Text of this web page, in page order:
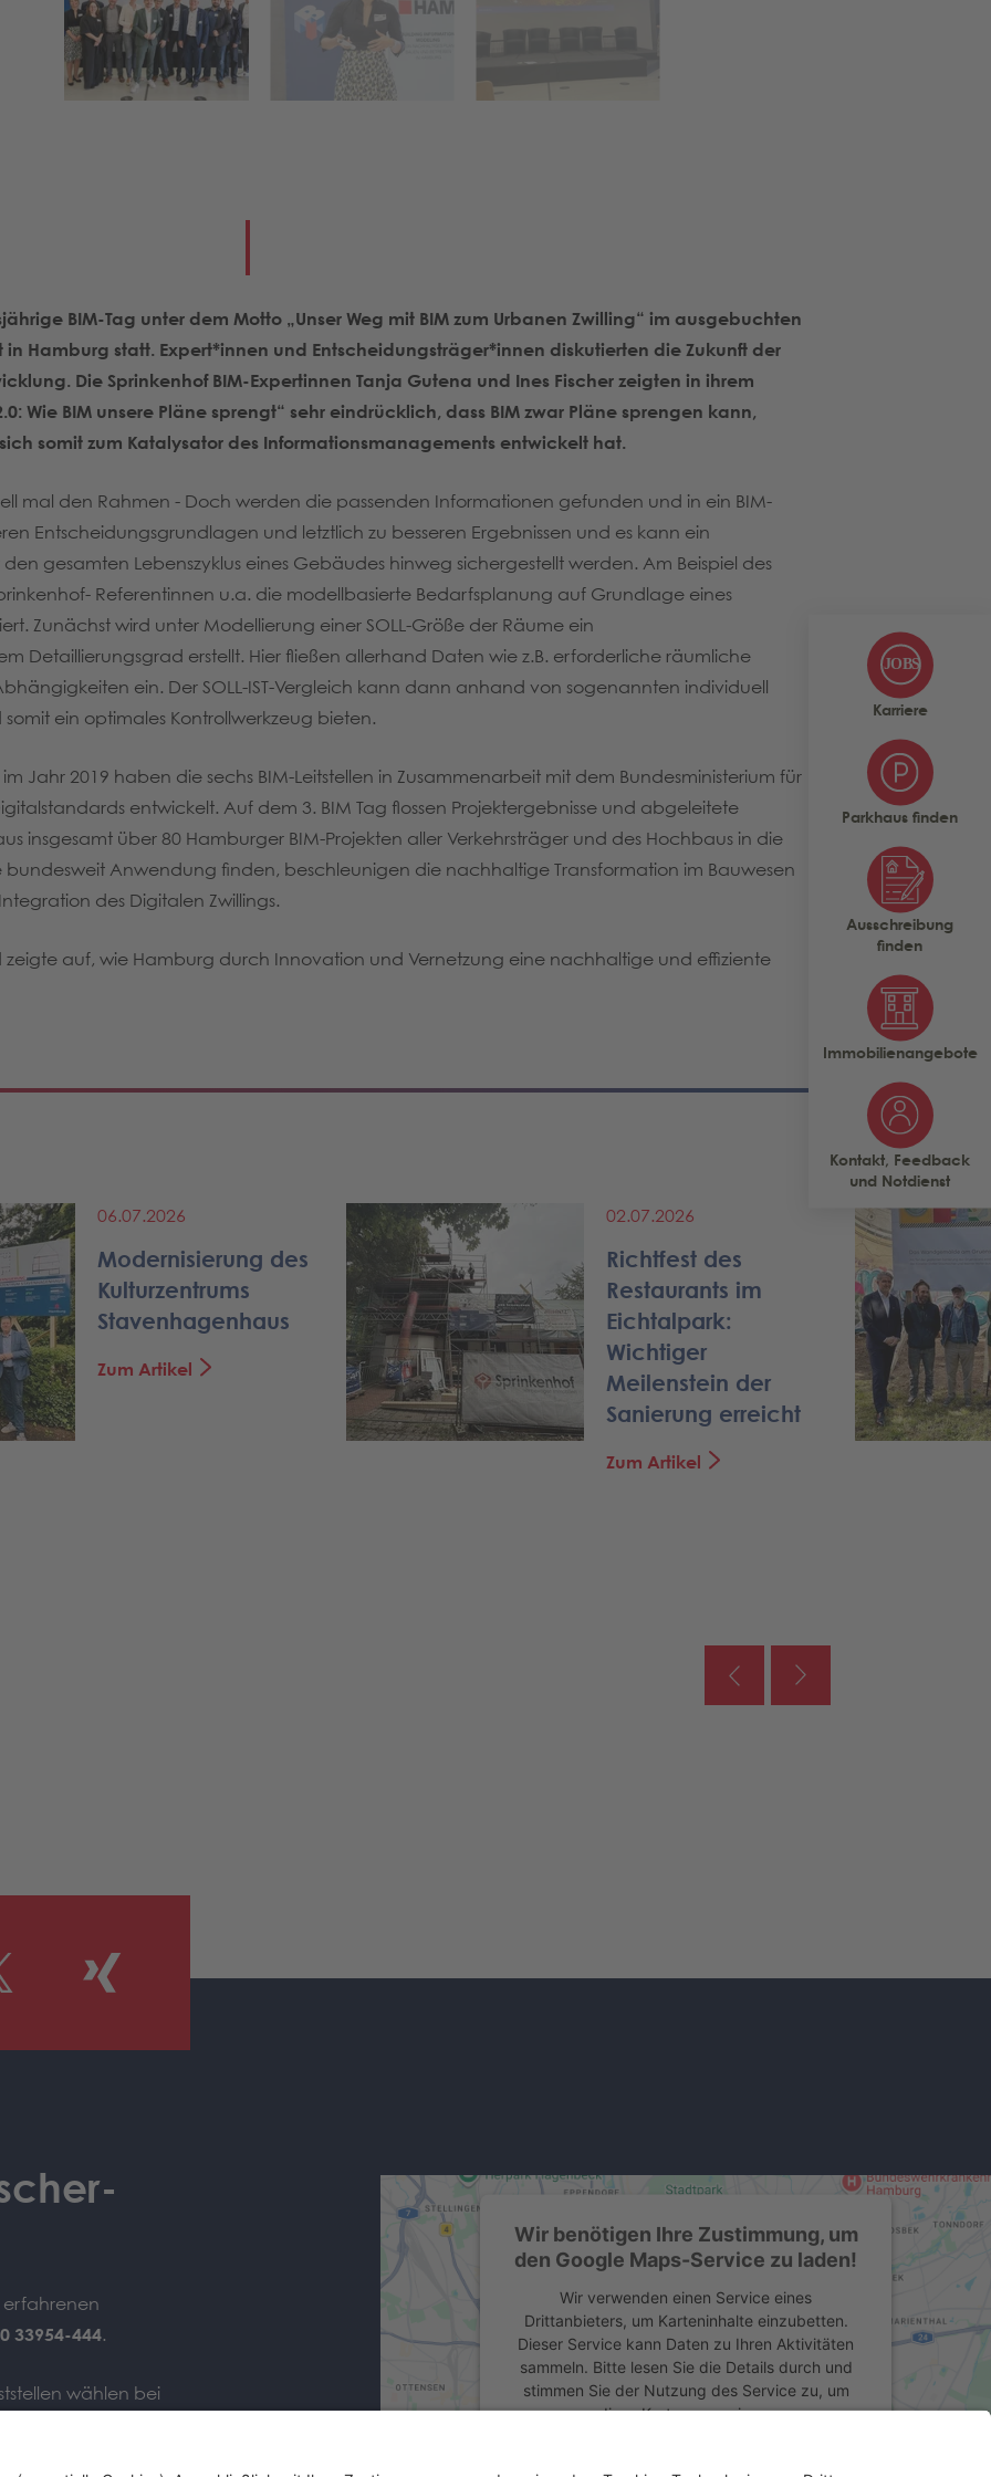
Karriere
Parkhaus finden
Ausschreibung
finden
Immobilienangebote
Kontakt, Feedback
und Notdienst
BIM-Tag unter dem Motto „Unser Weg mit BIM zum Urbanen Zwilling“ im ausgebuchten
Hamburg statt. Expert*innen und Entscheidungsträger*innen diskutierten die Zukunft der
Die Sprinkenhof BIM-Expertinnen Tanja Gutena und Ines Fischer zeigten in ihrem
Wie BIM unsere Pläne sprengt“ sehr eindrücklich, dass BIM zwar Pläne sprengen kann,
somit zum Katalysator des Informationsmanagements entwickelt hat.
mal den Rahmen - Doch werden die passenden Informationen gefunden und in ein BIM-
Entscheidungsgrundlagen und letztlich zu besseren Ergebnissen und es kann ein
gesamten Lebenszyklus eines Gebäudes hinweg sichergestellt werden. Am Beispiel des
Referentinnen u.a. die modellbasierte Bedarfsplanung auf Grundlage eines
Zunächst wird unter Modellierung einer SOLL-Größe der Räume ein
Detaillierungsgrad erstellt. Hier fließen allerhand Daten wie z.B. erforderliche räumliche
ein. Der SOLL-IST-Vergleich kann dann anhand von sogenannten individuell
ein optimales Kontrollwerkzeug bieten.
im Jahr 2019 haben die sechs BIM-Leitstellen in Zusammenarbeit mit dem Bundesministerium für
entwickelt. Auf dem 3. BIM Tag flossen Projektergebnisse und abgeleitete
insgesamt über 80 Hamburger BIM-Projekten aller Verkehrsträger und des Hochbaus in die
bundesweit Anwendung finden, beschleunigen die nachhaltige Transformation im Bauwesen
des Digitalen Zwillings.
zeigte auf, wie Hamburg durch Innovation und Vernetzung eine nachhaltige und effiziente
06.07.2026
Modernisierung des
Kulturzentrums
Stavenhagenhaus
Zum Artikel
02.07.2026
Richtfest des
Restaurants im
Eichtalpark:
Wichtiger
Meilenstein der
Sanierung erreicht
Zum Artikel
erfahrenen
33954-444.
wählen bei
Wir benötigen Ihre Zustimmung, um
den Google Maps-Service zu laden!
Wir verwenden einen Service eines
Drittanbieters, um Karteninhalte einzubetten.
Dieser Service kann Daten zu Ihren Aktivitäten
sammeln. Bitte lesen Sie die Details durch und
stimmen Sie der Nutzung des Service zu, um
diese Karte anzuzeigen.